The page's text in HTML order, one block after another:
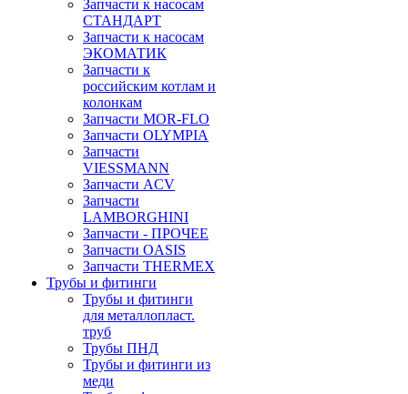
Запчасти к насосам
СТАНДАРТ
Запчасти к насосам
ЭКОМАТИК
Запчасти к
российским котлам и
колонкам
Запчасти MOR-FLO
Запчасти OLYMPIA
Запчасти
VIESSMANN
Запчасти ACV
Запчасти
LAMBORGHINI
Запчасти - ПРОЧЕЕ
Запчасти OASIS
Запчасти THERMEX
Трубы и фитинги
Трубы и фитинги
для металлопласт.
труб
Трубы ПНД
Трубы и фитинги из
меди